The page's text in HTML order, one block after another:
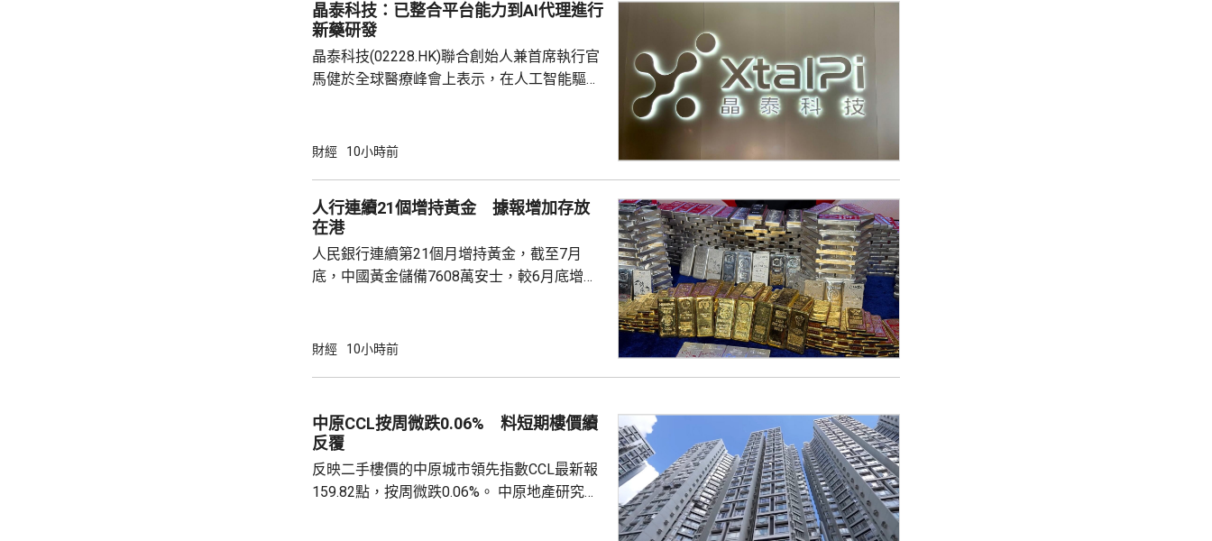
晶泰科技：已整合平台能力到AI代理進行
新藥研發
晶泰科技(02228.HK)聯合創始人兼首席執行官
馬健於全球醫療峰會上表示，在人工智能驅動
需要降決不少跨尺度的複雜科學問題。他又
力整合為Genius Agent，能調度專家技能與真
實實驗和基礎設施，完成真正的科研項目，並
已...
財經 10小時前
人行連續21個增持黃金 據報增加存放
在港
人民銀行連續第21個月增持黃金，截至7月
底，中國黃金儲備7608萬安士，較6月底增加
金，將可助力支持香港成為主要的黃金交易中
港增加黃金存儲，預料趨勢持續。 香港上月啟
動試運行的黃金清算系統。人行行長潘功勝在
財經 10小時前
中原CCL按周微跌0.06% 料短期樓價續
反覆
反映二手樓價的中原城市領先指數CCL最新報
159.82點，按周微跌0.06%。 中原地產研究部